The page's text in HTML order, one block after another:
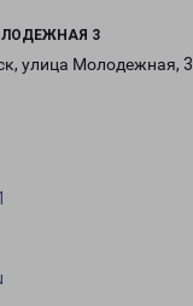
3
улица Молодежная, 3